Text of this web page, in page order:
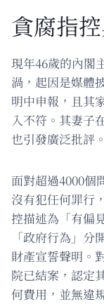
貪腐指
現年46歲的內閣
渦，起因是媒體
明中申報，且其
入不符。其妻子
也引發廣泛批評。
面對超過4000個
沒有犯任何罪行
控描述為「有偏
「政府行為」
財產宣誓聲明。
院已結案，認定
何費用，並無違